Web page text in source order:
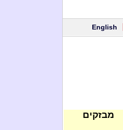
English
מבזקים